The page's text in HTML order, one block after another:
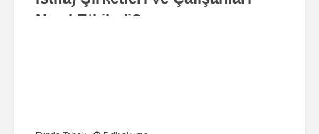
Nasıl Etkiledi?